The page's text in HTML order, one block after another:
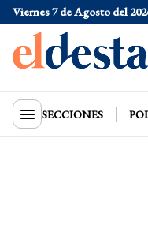
Viernes 7 de Agosto del
Oficial $1520 Dólar
SECCIONES